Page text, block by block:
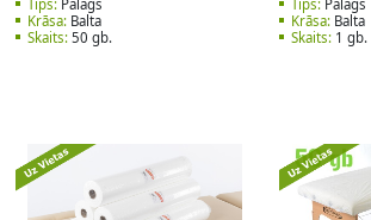
Tips:Palags
Krāsa:Balta
Skaits:50 gb.
Tips: Palags
Krāsa: Balta
Skaits: 1 gb.